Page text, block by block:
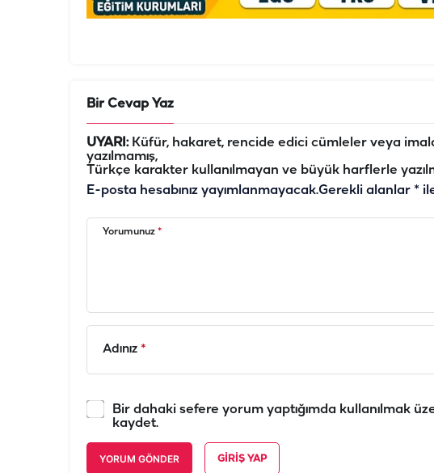
Bir Cevap Yaz
UYARI:Küfür, hakaret, rencide edici cümleler veya
yazılmamış,
Türkçe karakter kullanılmayan ve büyük harflerle
E-posta hesabınız yayımlanmayacak.Gerekli alanlar *
Yorumunuz *
Adınız *
Bir dahaki sefere yorum yaptığımda kullanılmak
kaydet.
YORUM GÖNDER GIRIŞ YAP